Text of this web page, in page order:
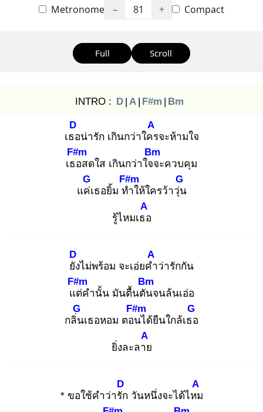
Metronome − 81 + Compact
Full Scroll
INTRO : D | A | F#m | Bm
เธอ
D
น่ารัก เกินกว่าใคร
A
จะห้ามใจ
เธอ
F#m
สดใส เกินกว่าใจจ
Bm
ะควบคุม
แค่เ
G
ธอยิ้ม ทำ
F#m
ให้ใครว้าวุ่น
G
รู้ไหมเธอ
A
ยัง
D
ไม่พร้อม จะเอ่ยคำ
A
ว่ารักกัน
แต่
F#m
คำนั้น มันตื้นตัน
Bm
จนล้นเอ่อ
กลิ่น
G
เธอหอม ตอน
F#m
ได้ยืนใกล้เธอ
G
ยิ่งละลาย
A
* ขอใช้คำว่ารัก
D
วันหนึ่งจะได้ไหม
A